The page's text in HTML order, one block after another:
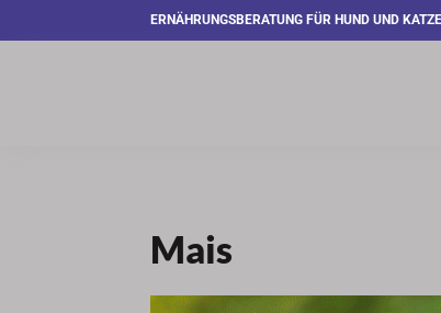
ERNÄHRUNGSBERATUNG FÜR HUND UND KATZE
Mais